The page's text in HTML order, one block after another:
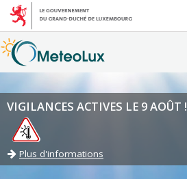
VIGILANCES ACTIVES LE 9 AOÛT !
Plus d'informations